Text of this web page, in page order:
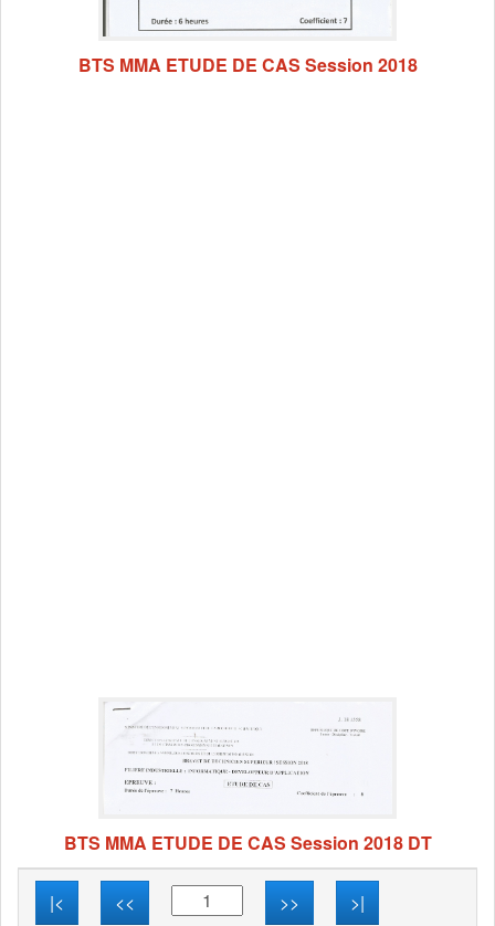
BTS MMA ETUDE DE CAS Session 2018
BTS MMA ETUDE DE CAS Session 2018 DT
|< << >>
>|